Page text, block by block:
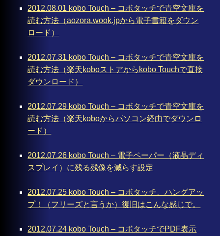
2012.08.01 kobo Touch – コボタッチで青空文庫を
読む方法（aozora.wook.jpから電子書籍をダウン
ロード）
2012.07.31 kobo Touch – コボタッチで青空文庫を
読む方法（楽天koboストアからkobo Touchで直接
ダウンロード）
2012.07.29 kobo Touch – コボタッチで青空文庫を
読む方法（楽天koboからパソコン経由でダウンロ
ード）
2012.07.26 kobo Touch – 電子ペーパー（液晶ディ
スプレイ）に残る残像を減らす設定
2012.07.25 kobo Touch – コボタッチ、ハングアッ
プ！（フリーズと言うか）復旧はこんな感じで。
2012.07.24 kobo Touch – コボタッチでPDF表示